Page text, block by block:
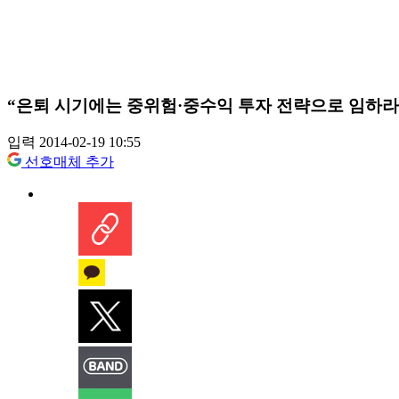
“은퇴 시기에는 중위험·중수익 투자 전략으로 임하
입력 2014-02-19 10:55
선호매체 추가